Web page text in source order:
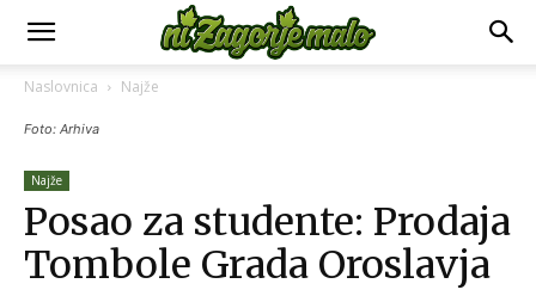
Naslovnica Najže
Foto: Arhiva
Najže
Posao za studente: Prodaja
Tombole Grada Oroslavja